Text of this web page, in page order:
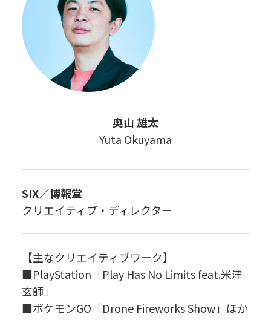
奥山 雄太
Yuta Okuyama
SIX／博報堂
クリエイティブ・ディレクター
【主なクリエイティブワーク】
■PlayStation「Play Has No Limits feat.米津
玄師」
■ポケモンGO「Drone Fireworks Show」ほか